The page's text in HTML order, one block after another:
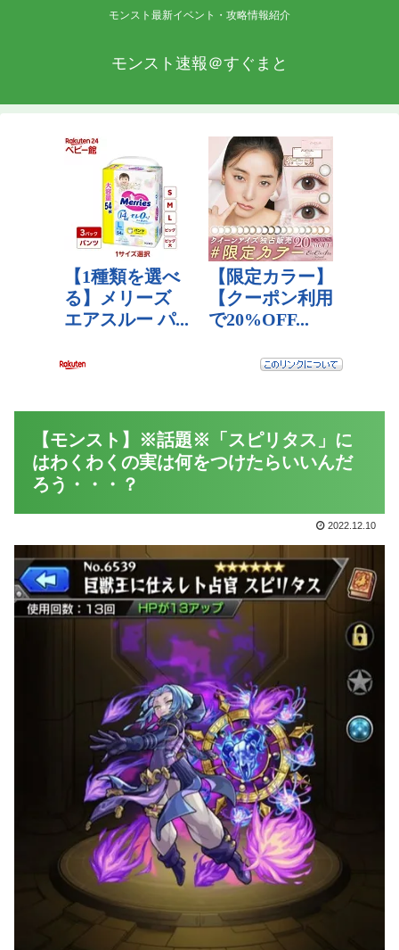
モンスト最新イベント・攻略情報紹介
モンスト速報＠すぐまと
【モンスト】※話題※「スピリタス」に
はわくわくの実は何をつけたらいいんだ
ろう・・・？
2022.12.10